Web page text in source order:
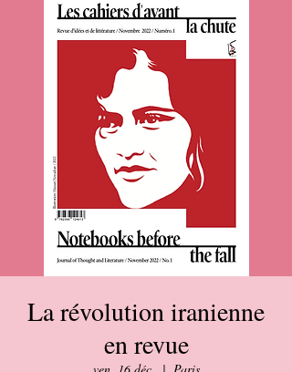
La révolution iranienne
en revue